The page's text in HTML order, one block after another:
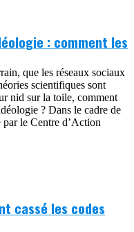
: comment les
que les réseaux sociaux
scientifiques sont
nid sur la toile, comment
? Dans le cadre de
par le Centre d’Action
cassé les codes